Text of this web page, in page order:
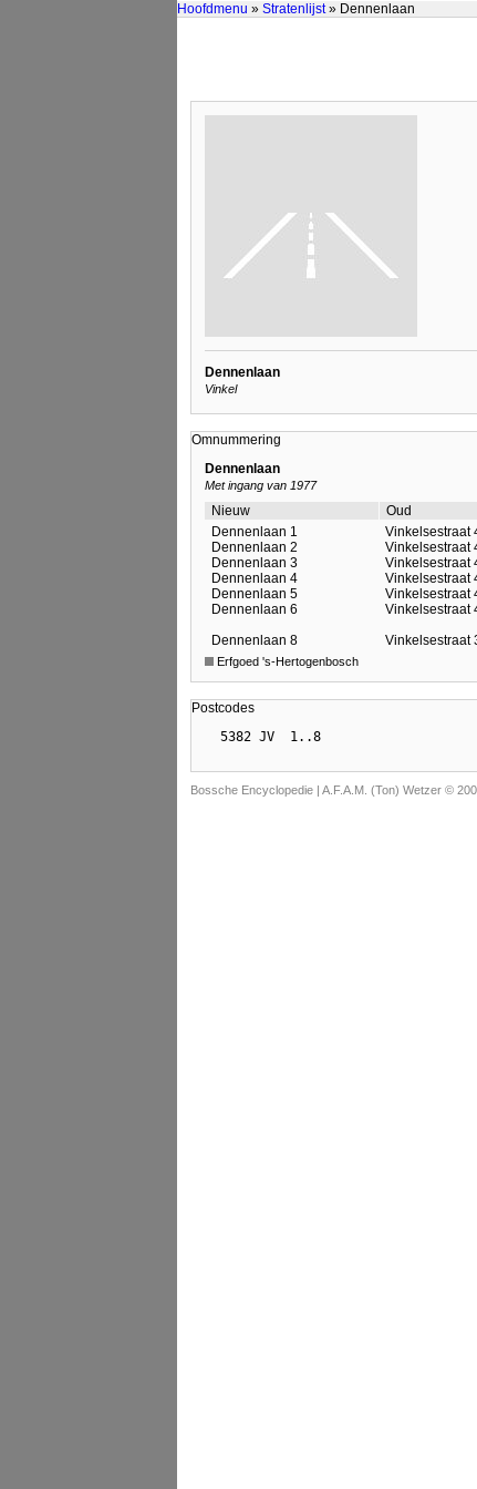
Hoofdmenu » Stratenlijst» Dennenlaan
Dennenlaan
Vinkel
Omnummering
Dennenlaan
Met ingang van 1977
Nieuw Oud
Dennenlaan 1
Vinkelsestraat
Dennenlaan 2
Vinkelsestraat
Dennenlaan 3
Vinkelsestraat
Dennenlaan 4
Vinkelsestraat
Dennenlaan 5
Vinkelsestraat
Dennenlaan 6
Vinkelsestraat
Dennenlaan 8
Vinkelsestraat
Erfgoed 's-Hertogenbosch
Postcodes
Bossche Encyclopedie | A.F.A.M. (Ton) Wetzer ©